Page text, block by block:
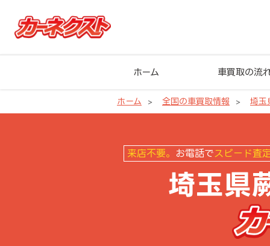
ホーム 車買取の流
ホーム 全国の車買取情報 埼玉
来店不要。 お電話で スピード査
埼玉県